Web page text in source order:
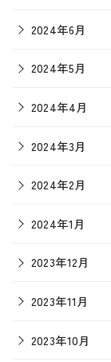
2024年6月
2024年5月
2024年4月
2024年3月
2024年2月
2024年1月
2023年12月
2023年11月
2023年10月